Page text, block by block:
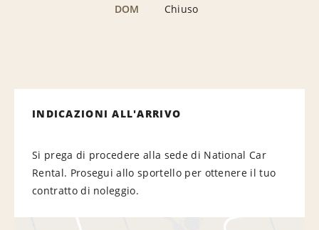
DOM Chiuso
INDICAZIONI ALL'ARRIVO
Si prega di procedere alla sede di National Car
Rental. Prosegui allo sportello per ottenere il tuo
contratto di noleggio.